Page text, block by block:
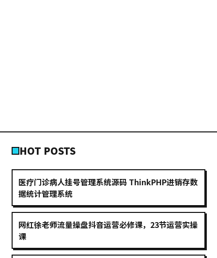
HOT POSTS
医疗门诊病人挂号管理系统源码 ThinkPHP进销存数
据统计管理系统
网红徐老师流量操盘抖音运营必修课，23节运营实操
课